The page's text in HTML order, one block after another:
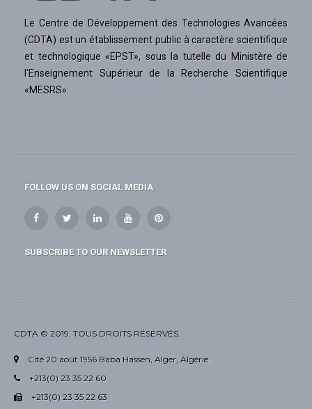
Le Centre de Développement des Technologies Avancées
(CDTA) est un établissement public à caractère scientifique
et technologique «EPST», sous la tutelle du Ministère de
l'Enseignement Supérieur de la Recherche Scientifique
«MESRS».
FOLLOW US ON SOCIAL MEDIA
SUBSCRIBE TO OUR NEWSLETTER
CDTA © 2019. TOUS DROITS RÉSERVÉS.
Cité 20 août 1956 Baba Hassen, Alger, Algérie
+213(0) 23 35 22 60
+213(0) 23 35 22 63